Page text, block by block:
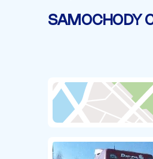
Autobusy
Części samochodowe
Części motocyklowe
Pojazdy specjalistyczne
Pozostałe
SAMOCHODY